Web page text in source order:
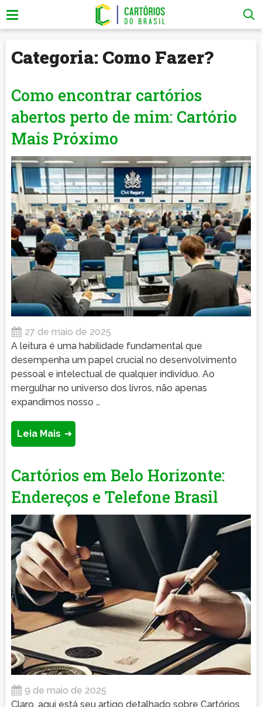
Categoria: Como Fazer?
Como encontrar cartórios
abertos perto de mim: Cartório
Mais Próximo
27 de maio de 2025
A leitura é uma habilidade fundamental que
desempenha um papel crucial no desenvolvimento
pessoal e intelectual de qualquer indivíduo. Ao
mergulhar no universo dos livros, não apenas
expandimos nosso …
Leia Mais
Cartórios em Belo Horizonte:
Endereços e Telefone Brasil
9 de maio de 2025
Claro, aqui está seu artigo detalhado sobre Cartórios